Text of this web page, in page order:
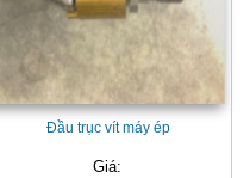
Đầu trục vít máy ép
Giá: